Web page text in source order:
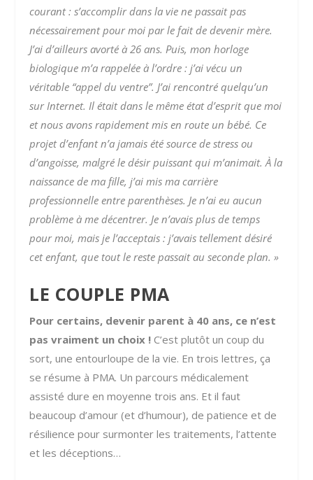
courant : s’accomplir dans la vie ne passait pas
nécessairement pour moi par le fait de devenir mère.
J’ai d’ailleurs avorté à 26 ans. Puis, mon horloge
biologique m’a rappelée à l’ordre : j’ai vécu un
véritable “appel du ventre”. J’ai rencontré quelqu’un
sur Internet. Il était dans le même état d’esprit que moi
et nous avons rapidement mis en route un bébé. Ce
projet d’enfant n’a jamais été source de stress ou
d’angoisse, malgré le désir puissant qui m’animait. À la
naissance de ma fille, j’ai mis ma carrière
professionnelle entre parenthèses. Je n’ai eu aucun
problème à me décentrer. Je n’avais plus de temps
pour moi, mais je l’acceptais : j’avais tellement désiré
cet enfant, que tout le reste passait au seconde plan. »
LE COUPLE PMA
Pour certains, devenir parent à 40 ans, ce n’est
pas vraiment un choix ! C’est plutôt un coup du
sort, une entourloupe de la vie. En trois lettres, ça
se résume à PMA. Un parcours médicalement
assisté dure en moyenne trois ans. Et il faut
beaucoup d’amour (et d’humour), de patience et de
résilience pour surmonter les traitements, l’attente
et les déceptions…